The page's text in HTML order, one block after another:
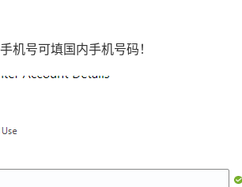
机号可填国内手机号码！